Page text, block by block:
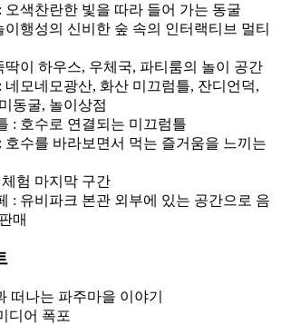
오색찬란한 빛을 따라 들어 가는 동굴
이행성의 신비한 숲 속의 인터랙티브 멀티
딱이 하우스, 우체국, 파티룸의 놀이 공간
네모네모광산, 화산 미끄럼틀, 잔디언덕,
동굴, 놀이상점
: 호수로 연결되는 미끄럼틀
호수를 바라보면서 먹는 즐거움을 느끼는
험 마지막 구간
: 유비파크 본관 외부에 있는 공간으로 음
매
떠나는 파주마을 이야기
디어 폭포